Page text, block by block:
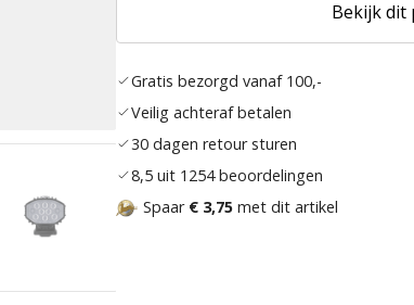
Bekijk dit
Gratis bezorgd vanaf 100,-
Veilig achteraf betalen
30 dagen retour sturen
8,5 uit 1254 beoordelingen
Spaar € 3,75 met dit artikel